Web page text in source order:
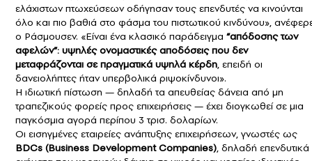
ελάχιστων πτωχεύσεων οδήγησαν τους επενδυτές να κινούνται
όλο και πιο βαθιά στο φάσμα του πιστωτικού κινδύνου»,
ο Ράσμουσεν. «Είναι ένα κλασικό παράδειγμα “απόδοσης των
αφελών”: υψηλές ονομαστικές αποδόσεις που δεν
μεταφράζονται σε πραγματικά υψηλά κέρδη, επειδή οι
δανειολήπτες ήταν υπερβολικά ριψοκίνδυνοι».
Η ιδιωτική πίστωση — δηλαδή τα απευθείας δάνεια από μη
τραπεζικούς φορείς προς επιχειρήσεις — έχει διογκωθεί σε μια
παγκόσμια αγορά περίπου 3 τρισ. δολαρίων.
Οι εισηγμένες εταιρείες ανάπτυξης επιχειρήσεων, γνωστές ως
BDCs (Business Development Companies), δηλαδή επενδυτικά